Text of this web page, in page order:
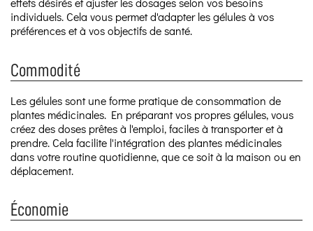
individuels. Cela vous permet d'adapter les gélules à vos
préférences et à vos objectifs de santé.
Commodité
Les gélules sont une forme pratique de consommation de
plantes médicinales. En préparant vos propres gélules, vous
créez des doses prêtes à l'emploi, faciles à transporter et à
prendre. Cela facilite l'intégration des plantes médicinales
dans votre routine quotidienne, que ce soit à la maison ou en
déplacement.
Économie